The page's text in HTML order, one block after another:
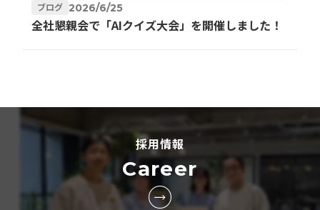
ブログ 2026/6/25
全社懇親会で「AIクイズ大会」を開催しました！
採用情報
Career